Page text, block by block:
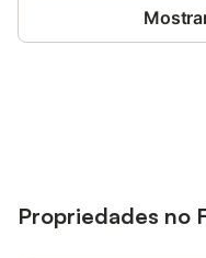
Propriedades no